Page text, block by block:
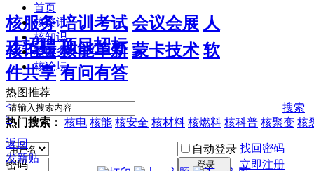
核服务 培训考试 会议会展 人
才招聘 项目招标
核论坛 核能革新 蒙卡技术 软
件共享 有问有答
搜索
热门搜索： 核电 核能 核安全 核材料 核燃料 核科普 核聚变 核
自动登录 找回密码
密码
登录 立即注册
首页
核资讯
核知识
核服务
核论坛
热图推荐
<
>
返回
发新贴